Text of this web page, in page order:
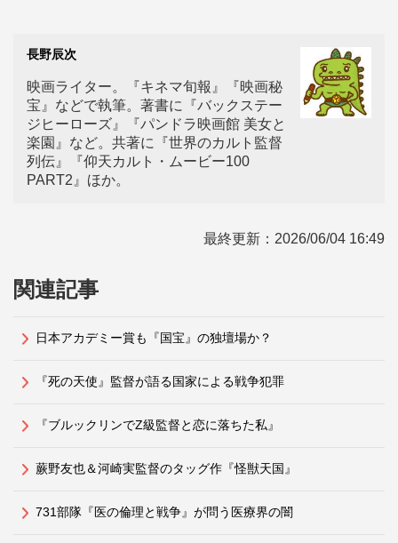
長野辰次
映画ライター。『キネマ旬報』『映画秘
宝』などで執筆。著書に『バックステー
ジヒーローズ』『パンドラ映画館 美女と
楽園』など。共著に『世界のカルト監督
列伝』『仰天カルト・ムービー100
PART2』ほか。
最終更新： 2026/06/04 16:49
関連記事
日本アカデミー賞も『国宝』の独壇場か？
『死の天使』監督が語る国家による戦争犯罪
『ブルックリンでZ級監督と恋に落ちた私』
蕨野友也＆河崎実監督のタッグ作『怪獣天国』
731部隊『医の倫理と戦争』が問う医療界の闇